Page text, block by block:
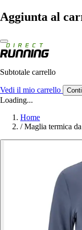
Aggiunta al
Subtotale carrello
Vedi il mio carrello
Loading...
Home
/ Maglia termica